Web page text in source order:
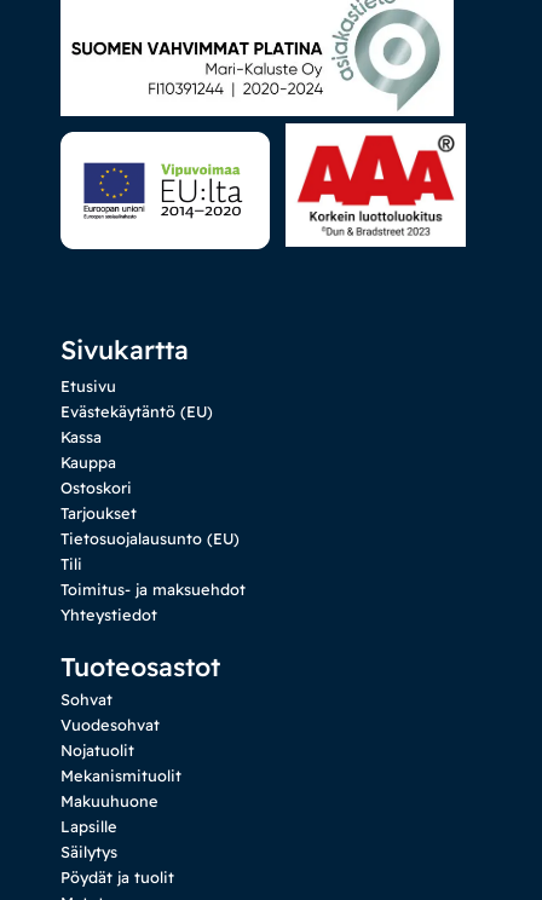
Sivukartta
Etusivu
Evästekäytäntö (EU)
Kassa
Kauppa
Ostoskori
Tarjoukset
Tietosuojalausunto (EU)
Tili
Toimitus- ja maksuehdot
Yhteystiedot
Tuoteosastot
Sohvat
Vuodesohvat
Nojatuolit
Mekanismituolit
Makuuhuone
Lapsille
Säilytys
Pöydät ja tuolit